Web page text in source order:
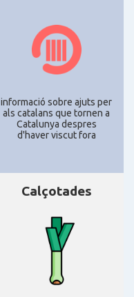
informació sobre ajuts per
als catalans que tornen a
Catalunya despres
d'haver viscut fora
Calçotades